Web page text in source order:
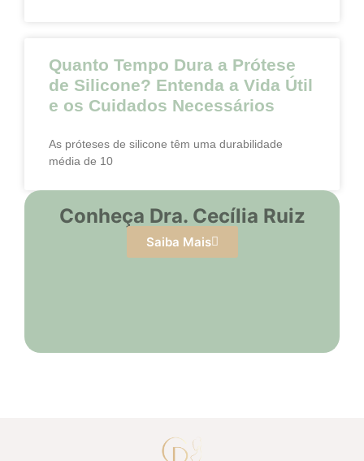
Quanto Tempo Dura a Prótese
de Silicone? Entenda a Vida Útil
e os Cuidados Necessários
As próteses de silicone têm uma durabilidade
média de 10
Conheça Dra. Cecília Ruiz
Saiba Mais